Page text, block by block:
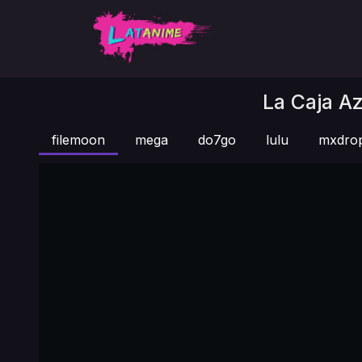
La Caja
filemoon mega do7go lulu